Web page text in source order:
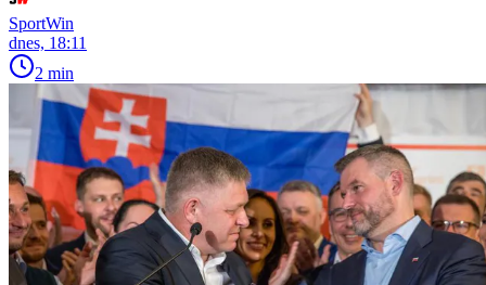
SportWin
dnes, 18:11
2 min